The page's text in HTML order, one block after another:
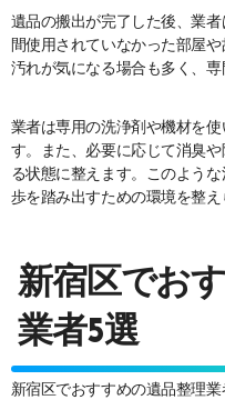
遺品の搬出が完了した後、業
間使用されていなかった部屋
汚れが気になる場合も多く、専
業者は専用の洗浄剤や機材を
す。また、必要に応じて消臭
る状態に整えます。このよう
歩を踏み出すための環境を整え
新宿区でお
業者5選
新宿区でおすすめの遺品整理